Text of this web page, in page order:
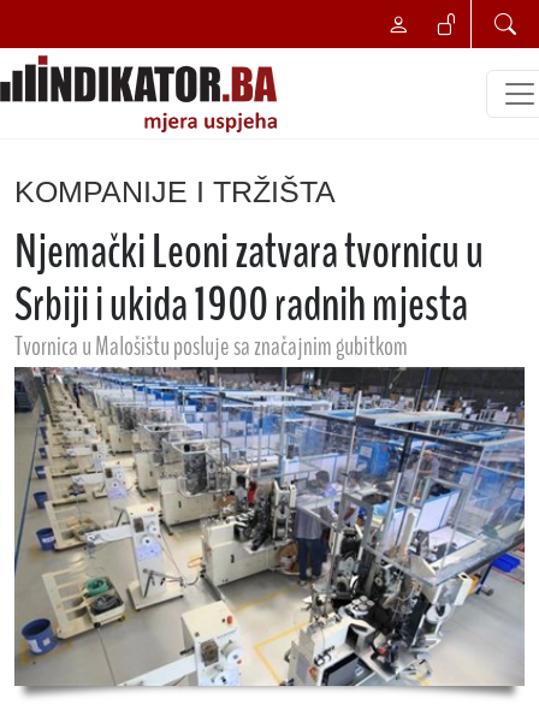
KOMPANIJE I TRŽIŠTA
Njemački Leoni zatvara tvornicu u
Srbiji i ukida 1900 radnih mjesta
Tvornica u Malošištu posluje sa značajnim gubitkom